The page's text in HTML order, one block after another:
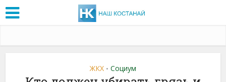
ЖКХ • Социум